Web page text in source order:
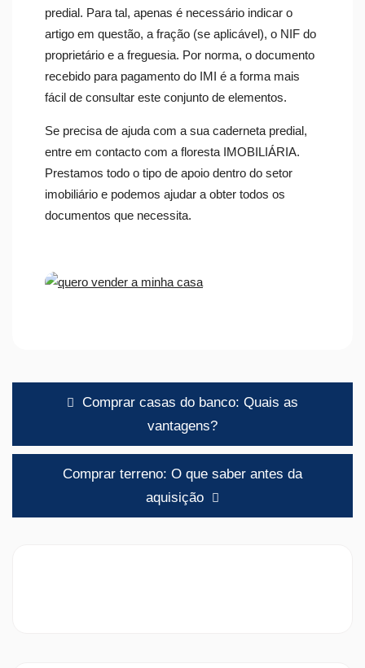
predial. Para tal, apenas é necessário indicar o
artigo em questão, a fração (se aplicável), o NIF do
proprietário e a freguesia. Por norma, o documento
recebido para pagamento do IMI é a forma mais
fácil de consultar este conjunto de elementos.
Se precisa de ajuda com a sua caderneta predial,
entre em contacto com a floresta IMOBILIÁRIA.
Prestamos todo o tipo de apoio dentro do setor
imobiliário e podemos ajudar a obter todos os
documentos que necessita.
Navegação
artigos
Comprar casas do banco: Quais as
vantagens?
Comprar terreno: O que saber antes da
aquisição